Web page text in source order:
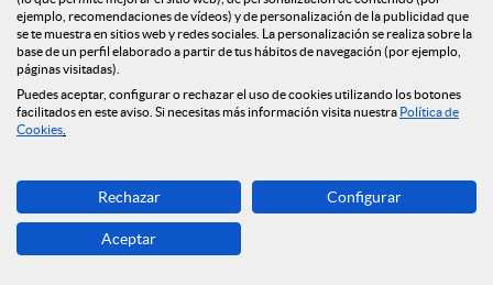
m
p
a
Noticias relacionadas
El Grupo Caja Ingenieros se vuelca en el apoyo a
los afectados por la DANA
#CEApropa, la oficina bancaria móvil de Caja
Ingenieros, enciende motores
ejemplo, recomendaciones de vídeos) y de personalización de la publicidad que
se te muestra en sitios web y redes sociales. La personalización se realiza sobre la
base de un perfil elaborado a partir de tus hábitos de navegación (por ejemplo,
páginas visitadas).
Puedes aceptar, configurar o rechazar el uso de cookies utilizando los botones
facilitados en este aviso. Si necesitas más información visita nuestra Política de
Cookies
Rechazar Configurar
Aceptar